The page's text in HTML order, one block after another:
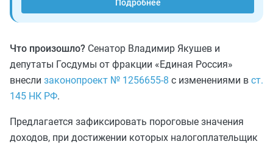
Подробнее
Что произошло? Сенатор Владимир Якушев и
депутаты Госдумы от фракции «Единая Россия»
внесли законопроект № 1256655-8 с изменениями в ст.
145 НК РФ.
Предлагается зафиксировать пороговые значения
доходов, при достижении которых налогоплательщик